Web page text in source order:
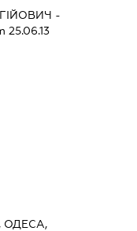
-
25.06.13
ОДЕСА,